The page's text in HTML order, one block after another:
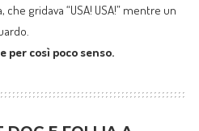
gridava “USA! USA!” mentre un
per così poco senso.